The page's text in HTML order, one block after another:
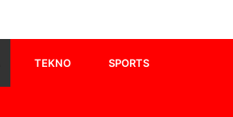
TEKNO SPORTS